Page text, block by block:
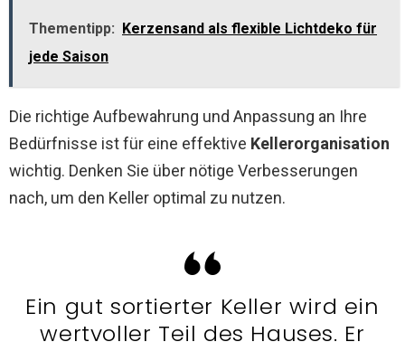
Thementipp: Kerzensand als flexible Lichtdeko für
jede Saison
Die richtige Aufbewahrung und Anpassung an Ihre
Bedürfnisse ist für eine effektive Kellerorganisation
wichtig. Denken Sie über nötige Verbesserungen
nach, um den Keller optimal zu nutzen.
Ein gut sortierter Keller wird ein
wertvoller Teil des Hauses. Er